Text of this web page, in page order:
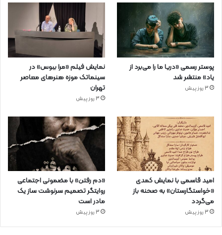
پوستر رسمی «دریا ما را می‌برد از
یاد» منتشر شد
3 روز پیش
نمایش فیلم «مرا ببوس» در
سینماتک موزه هنرهای معاصر
تهران
3 روز پیش
امید قاسمی با نمایش کمدی
«خواستگارستان» به صحنه باز
می‌گردد
3 روز پیش
«دم رفتن» با مضمونی اجتماعی
روایتگر تصمیم سرنوشت ساز یک
مادر است
3 روز پیش